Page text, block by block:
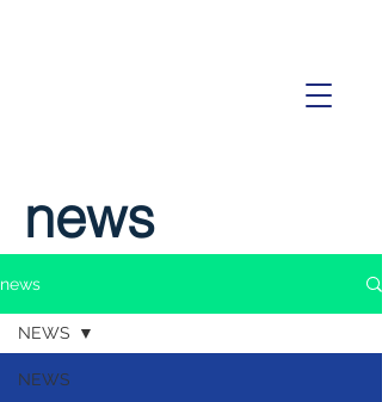
news
news
NEWS
NEWS